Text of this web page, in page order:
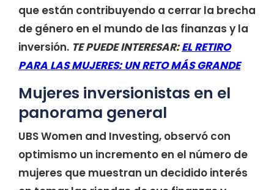
que están contribuyendo a cerrar la brecha
de género en el mundo de las finanzas y la
inversión. TE PUEDE INTERESAR: EL RETIRO
PARA LAS MUJERES: UN RETO MÁS GRANDE
Mujeres inversionistas en el
panorama general
UBS Women and Investing, observó con
optimismo un incremento en el número de
mujeres que muestran un decidido interés